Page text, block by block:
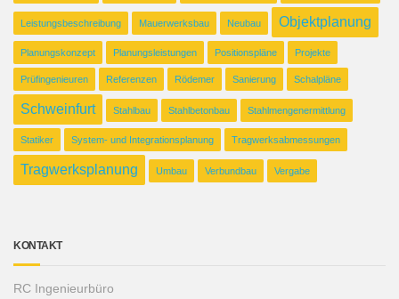
Leistungsbeschreibung Mauerwerksbau Neubau Objektplanung
Planungskonzept Planungsleistungen Positionspläne Projekte
Prüfingenieuren Referenzen Rödemer Sanierung Schalpläne
Schweinfurt Stahlbau Stahlbetonbau Stahlmengenermittlung
Statiker System- und Integrationsplanung Tragwerksabmessungen
Tragwerksplanung Umbau Verbundbau Vergabe
KONTAKT
RC Ingenieurbüro